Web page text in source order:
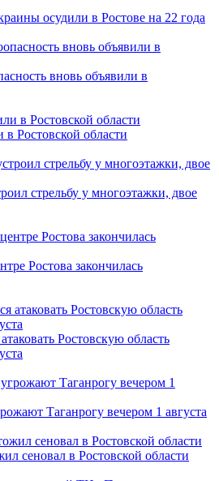
осудили в Ростове на 22 года
вновь объявили в
в Ростовской области
стрельбу у многоэтажки, двое
Ростова закончилась
Ростовскую область
Таганрогу вечером 1 августа
сеновал в Ростовской области